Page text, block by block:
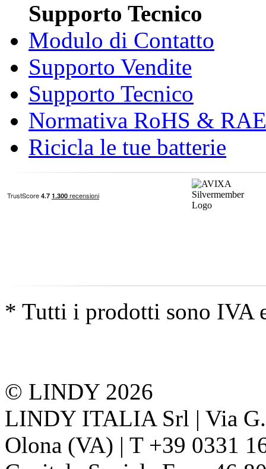
Supporto Tecnico
Modulo di Contatto
Supporto Vendite
Supporto Tecnico
Normativa RoHS &
Ricicla le tue batterie
* Tutti i prodotti sono IVA
© LINDY 2026
LINDY ITALIA Srl | Via
Olona (VA) | T +39 0331